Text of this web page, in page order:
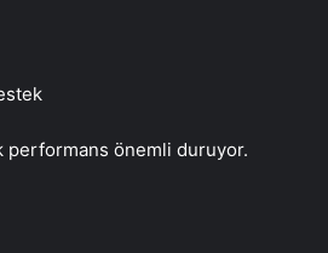
performans önemli duruyor.